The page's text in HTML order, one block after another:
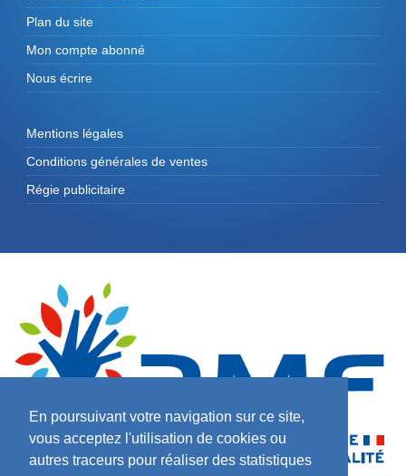
En poursuivant votre navigation sur ce site,
vous acceptez l'utilisation de cookies ou
autres traceurs pour réaliser des statistiques
Plan du site
Mon compte abonné
Nous écrire
Mentions légales
Conditions générales de ventes
Régie publicitaire